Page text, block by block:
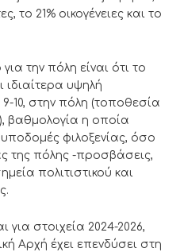
το 21% οικογένειες και το
την πόλη είναι ότι το
ιδιαίτερα υψηλή
10, στην πόλη (τοποθεσία
βαθμολογία η οποία
φιλοξενίας, όσο
της πόλης -προσβάσεις,
πολιτιστικού και
για στοιχεία 2024-2026,
Αρχή έχει επενδύσει στη